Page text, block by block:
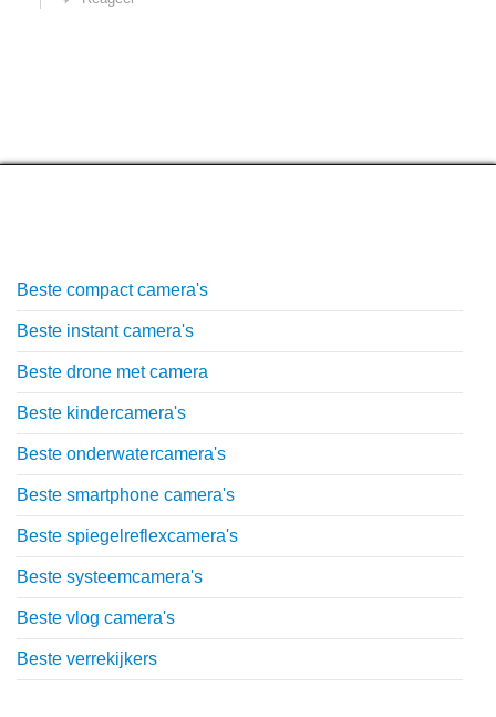
Beste compact camera's
Beste instant camera's
Beste drone met camera
Beste kindercamera's
Beste onderwatercamera's
Beste smartphone camera's
Beste spiegelreflexcamera's
Beste systeemcamera's
Beste vlog camera's
Beste verrekijkers